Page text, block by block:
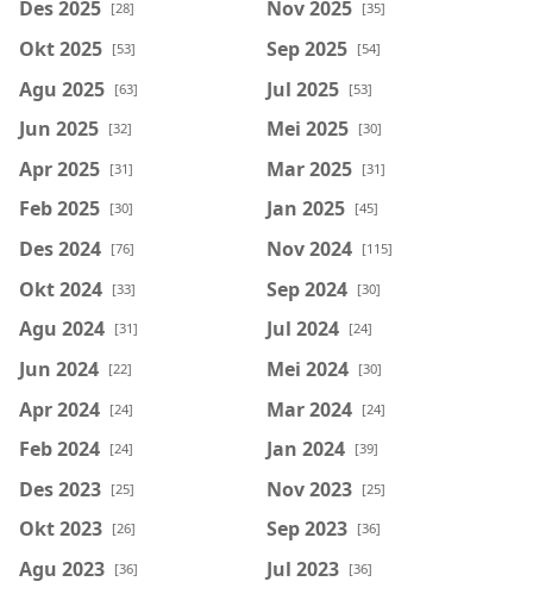
Des 2025 [28] Nov 2025 [35]
Okt 2025 [53] Sep 2025 [54]
Agu 2025 [63] Jul 2025 [53]
Jun 2025 [32] Mei 2025 [30]
Apr 2025 [31] Mar 2025 [31]
Feb 2025 [30] Jan 2025 [45]
Des 2024 [76] Nov 2024 [115]
Okt 2024 [33] Sep 2024 [30]
Agu 2024 [31] Jul 2024 [24]
Jun 2024 [22] Mei 2024 [30]
Apr 2024 [24] Mar 2024 [24]
Feb 2024 [24] Jan 2024 [39]
Des 2023 [25] Nov 2023 [25]
Okt 2023 [26] Sep 2023 [36]
Agu 2023 [36] Jul 2023 [36]